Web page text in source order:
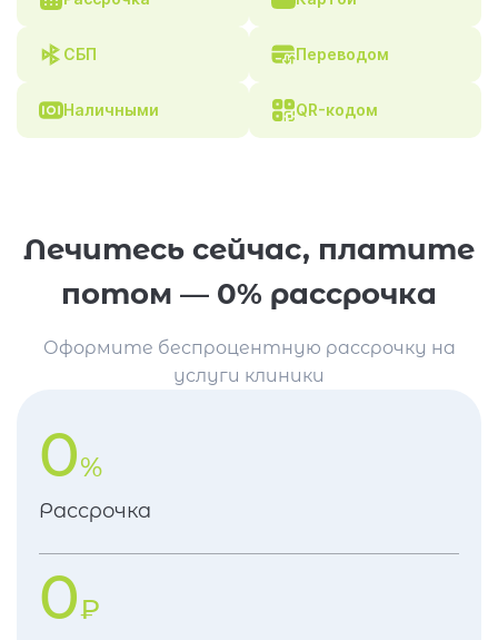
СБП Переводом
Наличными QR-кодом
Лечитесь сейчас, платите
потом — 0% рассрочка
Оформите беспроцентную рассрочку на
услуги клиники
0%
Рассрочка
0₽